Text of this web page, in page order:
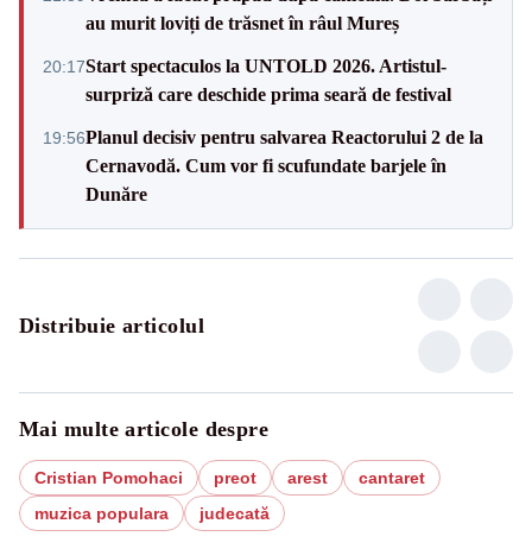
au murit loviți de trăsnet în râul Mureș
20:17Start spectaculos la UNTOLD 2026. Artistul-
surpriză care deschide prima seară de festival
19:56Planul decisiv pentru salvarea Reactorului 2 de la
Cernavodă. Cum vor fi scufundate barjele în
Dunăre
Distribuie articolul
Mai multe articole despre
Cristian Pomohaci preot arest
cantaret
muzica populara
judecată